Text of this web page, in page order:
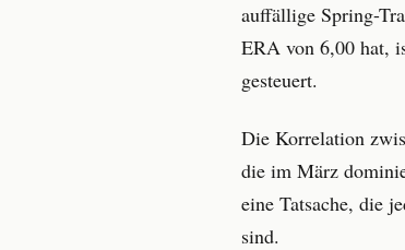
auffällige Spring-
ERA von 6,00 hat,
gesteuert.
Die Korrelation
die im März
eine Tatsache, die
sind.